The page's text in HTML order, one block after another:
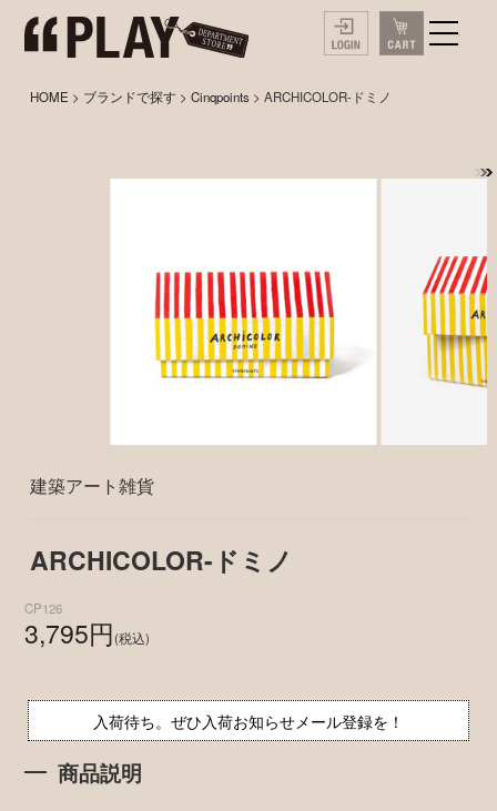
HOME > ブランドで探す >Cinqpoints > ARCHICOLOR-ドミノ
建築アート雑貨
ARCHICOLOR-ドミノ
CP126
3,795円(税込)
入荷待ち。ぜひ入荷お知らせメール登録を！
商品説明